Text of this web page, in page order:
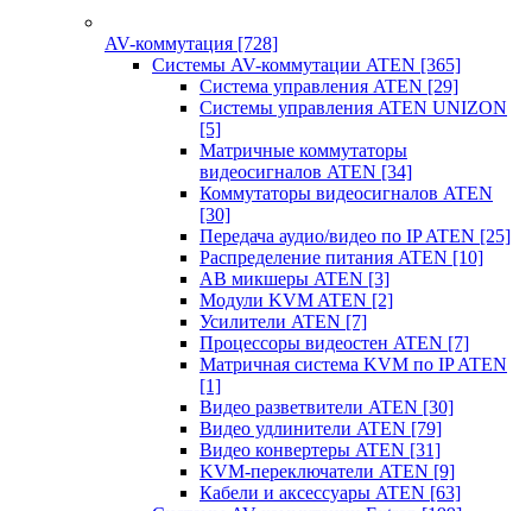
AV-коммутация [728]
Системы AV-коммутации ATEN [365]
Система управления ATEN [29]
Системы управления ATEN UNIZON
[5]
Матричные коммутаторы
видеосигналов ATEN [34]
Коммутаторы видеосигналов ATEN
[30]
Передача аудио/видео по IP ATEN [25]
Распределение питания ATEN [10]
АВ микшеры ATEN [3]
Модули KVM ATEN [2]
Усилители ATEN [7]
Процессоры видеостен ATEN [7]
Матричная система KVM по IP ATEN
[1]
Видео разветвители ATEN [30]
Видео удлинители ATEN [79]
Видео конвертеры ATEN [31]
KVM-переключатели ATEN [9]
Кабели и аксессуары ATEN [63]